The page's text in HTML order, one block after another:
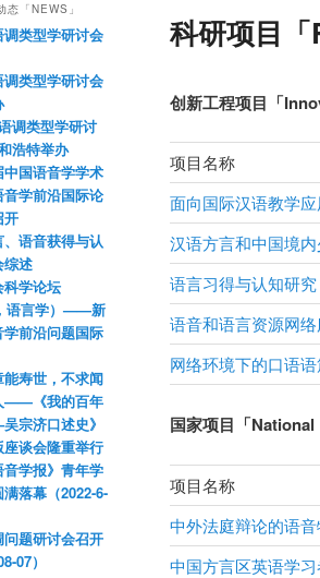
科研项目
创新工程项目「
项目名称
面向国际汉语教学
汉语方言和中国境
语言习得与认知研究
语音和语言资源网
网络环境下的口语
国家项目「
项目名称
中外法庭辩论的语
中国方言区英语学
态「NEWS」
类型学研讨会
类型学研讨会
调类型学研讨
浩特举办
国语音学学术
学前沿国际论
开
、语音获得与认
综述
学论坛
语言学）——新
前沿问题国际
寿世，不求闻
——《我的百年
宗济口述史》
谈会隆重举行
音学报》青年学
落幕（2022-6-
题研讨会召开
07）